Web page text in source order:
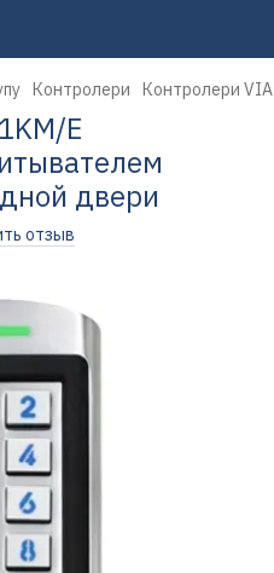
Контролери Контролери
E
двери
отзыв